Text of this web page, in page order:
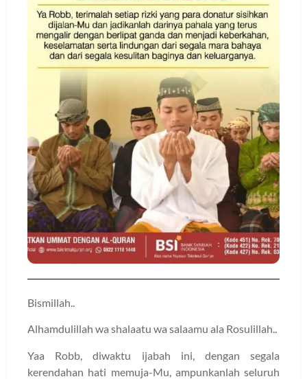
Bismillah..
Alhamdulillah wa shalaatu wa salaamu ala Rosulillah..
Yaa Robb, diwaktu ijabah ini, dengan segala
kerendahan hati memuja-Mu, ampunkanlah seluruh